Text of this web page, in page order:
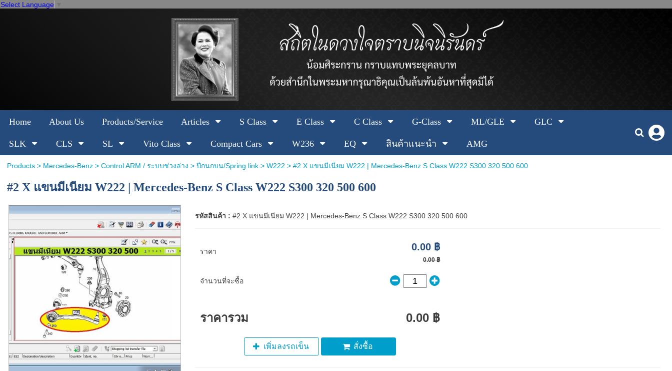
Select Language
Home About Us Products/Service Articles S Class E Class C Class G-Class ML/GLE GLC
SLK CLS SL Vito Class Compact Cars W236 EQ สินค้าแนะนำ AMG
Products> Mercedes-Benz> Control ARM / ระบบช่วงล่าง > ปีกนกบน/Spring link> W222 > #2 X แขนมีเนียม W222 | Mercedes-Benz S Class W222 S300 320 500 600
#2 X แขนมีเนียม W222 | Mercedes-Benz S Class W222 S300 320 500 600
รหัสสินค้า : #2 X แขนมีเนียม W222 | Mercedes-Benz S Class W222 S300 320 500 600
ราคา 0.00 ฿
0.00 ฿
จำนวนที่จะซื้อ
ราคารวม 0.00 ฿
เพิ่มลงรถเข็น สั่งซื้อ